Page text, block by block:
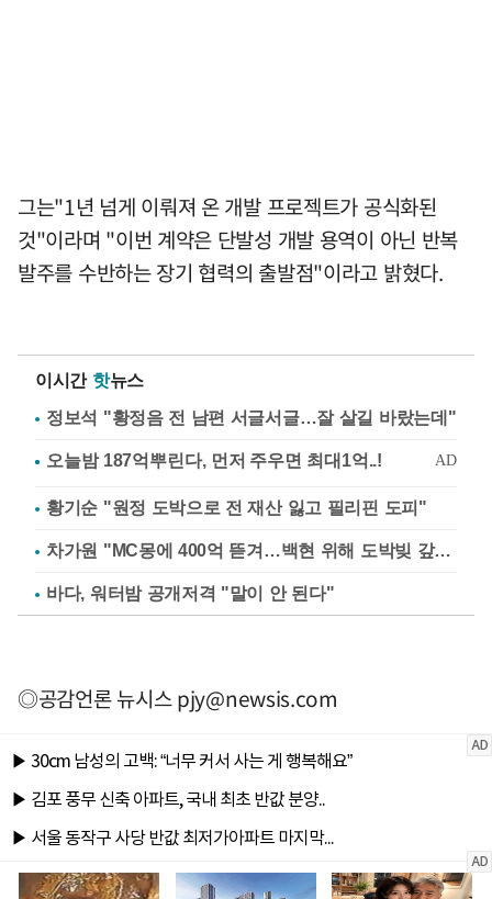
그는"1년 넘게 이뤄져 온 개발 프로젝트가 공식화된
것"이라며 "이번 계약은 단발성 개발 용역이 아닌 반복
발주를 수반하는 장기 협력의 출발점"이라고 밝혔다.
이시간 핫뉴스
정보석 "황정음 전 남편 서글서글…잘 살길 바랐는데"
황기순 "원정 도박으로 전 재산 잃고 필리핀 도피"
차가원 "MC몽에 400억 뜯겨…백현 위해 도박빚 갚아줘"
바다, 워터밤 공개저격 "말이 안 된다"
◎공감언론 뉴시스pjy@newsis.com